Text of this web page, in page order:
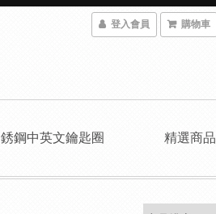
登入會員 購物車
鋼中英文鑰匙圈 精選商品